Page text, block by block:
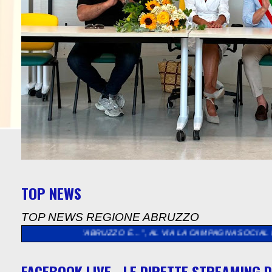
TOP NEWS
TOP NEWS REGIONE ABRUZZO
“L’ABRUZZO È…”, AL VIA LA CAMPAGNA SOCIAL DEDICATA